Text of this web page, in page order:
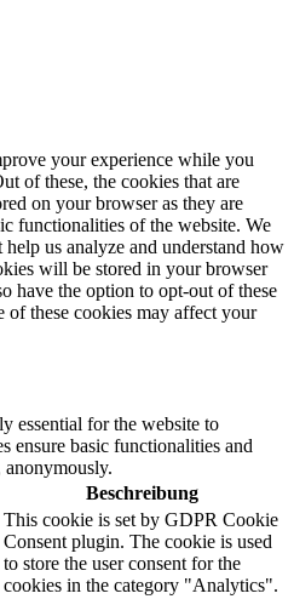
your experience while you
of these, the cookies that are
on your browser as they are
functionalities of the website. We
us analyze and understand how
will be stored in your browser
have the option to opt-out of these
these cookies may affect your
essential for the website to
ensure basic functionalities and
anonymously.
Beschreibung
This cookie is set by GDPR Cookie
Consent plugin. The cookie is used
to store the user consent for the
cookies in the category "Analytics".